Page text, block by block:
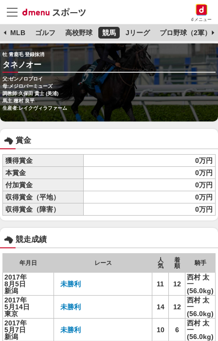
dメニュー
MLB ゴルフ 高校野球 競馬 Jリーグ プロ野球（2軍）
牡 青鹿毛 登録抹消
タネノオー
父:ゼンノロブロイ
母:メジロバーミューズ
調教師:久保田 貴士 (美浦)
馬主:種村 良平
生産者:レイクヴィラファーム
賞金
獲得賞金
0万円
本賞金
0万円
付加賞金
0万円
収得賞金（平地）
0万円
収得賞金（障害）
0万円
競走成績
年月日 レース
人
気
着
順
騎手
2017年
8月5日
新潟
未勝利 11 12
西村 太
一
(56.0kg)
2017年
5月14日
東京
未勝利 14 12
西村 太
一
(56.0kg)
2017年
5月7日
新潟
未勝利 10 6
西村 太
一
(56.0kg)